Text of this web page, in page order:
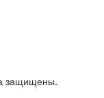
защищены.